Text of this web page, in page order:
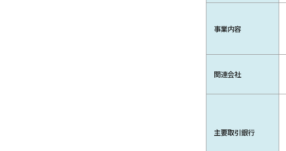
事業内容
関連会社
主要取引銀行